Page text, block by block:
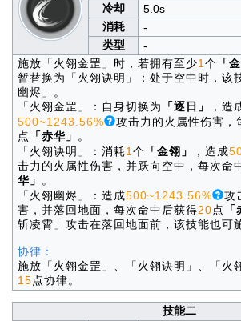
冷却
5.0s
消耗
-
类型
-
施放「火翎金罡」时，若拥有至少1 个 「
暂替换为「火翎诀明」；处于空中时，该
幽烬」。
「火翎金罡」：自身切换为 「逐日」
，造
500~1243.56%
攻击力的火属性伤害，
点 「赤华」
。
「火翎诀明」：消耗1 个 「金翎」 ，造成
击力的火属性伤害，并跃向空中，每次命
华」
。
「火翎幽烬」：造成500~1243.56%
攻
害，并落回地面，每次命中后获得20点
斩凌霄」攻击在落回地面前，该技能也可
协律：
施放「火翎金罡」、「火翎诀明」、「火
15点协律。
技能二